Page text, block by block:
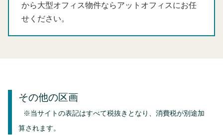
から大型オフィス物件ならアットオフィスにお任
せください。
その他の区画
※当サイトの表記はすべて税抜きとなり、消費税が別途加
算されます。